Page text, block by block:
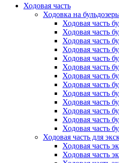
Ходовая часть
Ходовка на
Ходовая часть
Ходовая часть
Ходовая часть
Ходовая часть
Ходовая часть
Ходовая часть
Ходовая часть
Ходовая часть
Ходовая часть
Ходовая часть
Ходовая часть
Ходовая часть
Ходовая часть
Ходовая часть для
Ходовая часть
Ходовая часть